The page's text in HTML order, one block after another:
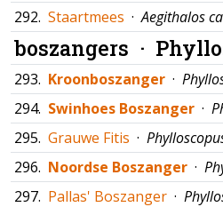
292. Staartmees ·Aegithalos
boszangers ·
293. Kroonboszanger ·
294. Swinhoes Boszanger ·
295. Grauwe Fitis ·
296. Noordse Boszanger ·
297. Pallas' Boszanger ·